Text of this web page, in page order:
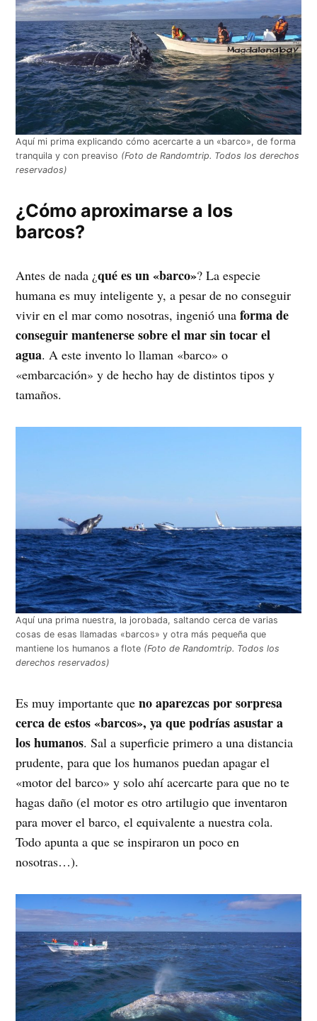
Aquí mi prima explicando cómo acercarte a un «barco», de forma
tranquila y con preaviso (Foto de Randomtrip. Todos los derechos
reservados)
¿Cómo aproximarse a los
barcos?
Antes de nada ¿qué es un «barco»? La especie
humana es muy inteligente y, a pesar de no conseguir
vivir en el mar como nosotras, ingenió unaforma de
conseguir mantenerse sobre el mar sin tocar el
agua. A este invento lo llaman «barco» o
«embarcación» y de hecho hay de distintos tipos y
tamaños.
Aquí una prima nuestra, la jorobada, saltando cerca de varias
cosas de esas llamadas «barcos» y otra más pequeña que
mantiene los humanos a flote (Foto de Randomtrip. Todos los
derechos reservados)
Es muy importante queno aparezcas por sorpresa
cerca de estos «barcos», ya que podrías asustar a
los humanos. Sal a superficie primero a una distancia
prudente, para que los humanos puedan apagar el
«motor del barco» y solo ahí acercarte para que no te
hagas daño (el motor es otro artilugio que inventaron
para mover el barco, el equivalente a nuestra cola.
Todo apunta a que se inspiraron un poco en
nosotras…).